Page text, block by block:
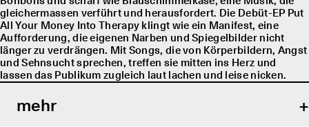
gleichermassen verführt und herausfordert. Die Debüt-EP Put
All Your Money Into Therapy klingt wie ein Manifest, eine
Aufforderung, die eigenen Narben und Spiegelbilder nicht
länger zu verdrängen. Mit Songs, die von Körperbildern, Angst
und Sehnsucht sprechen, treffen sie mitten ins Herz und
lassen das Publikum zugleich laut lachen und leise nicken.
mehr